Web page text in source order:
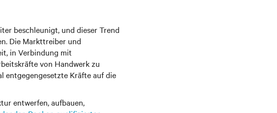
beschleunigt, und dieser Trend
Die Markttreiber und
in Verbindung mit
von Handwerk zu
entgegengesetzte Kräfte auf die
entwerfen, aufbauen,